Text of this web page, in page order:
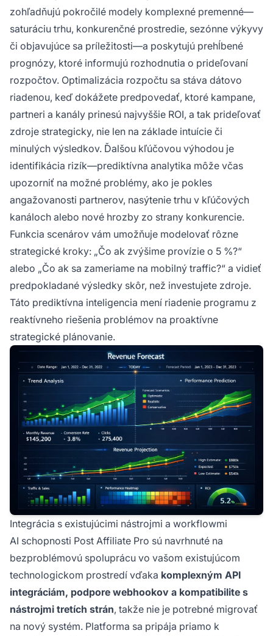
zohľadňujú pokročilé modely komplexné premenné—
saturáciu trhu, konkurenčné prostredie, sezónne výkyvy
či objavujúce sa príležitosti—a poskytujú prehĺbené
prognózy, ktoré informujú rozhodnutia o prideľovaní
rozpočtov. Optimalizácia rozpočtu sa stáva dátovo
riadenou, keď dokážete predpovedať, ktoré kampane,
partneri a kanály prinesú najvyššie ROI, a tak prideľovať
zdroje strategicky, nie len na základe intuície či
minulých výsledkov. Ďalšou kľúčovou výhodou je
identifikácia rizík—prediktívna analytika môže včas
upozorniť na možné problémy, ako je pokles
angažovanosti partnerov, nasýtenie trhu v kľúčových
kanáloch alebo nové hrozby zo strany konkurencie.
Funkcia scenárov vám umožňuje modelovať rôzne
strategické kroky: „Čo ak zvýšime provízie o 5 %?“
alebo „Čo ak sa zameriame na mobilný traffic?“ a vidieť
predpokladané výsledky skôr, než investujete zdroje.
Táto prediktívna inteligencia mení riadenie programu z
reaktívneho riešenia problémov na proaktívne
strategické plánovanie.
Integrácia s existujúcimi nástrojmi a workflowmi
AI schopnosti Post Affiliate Pro sú navrhnuté na
bezproblémovú spoluprácu vo vašom existujúcom
technologickom prostredí vďaka komplexným API
integráciám, podpore webhookov a kompatibilite s
nástrojmi tretích strán, takže nie je potrebné migrovať
na nový systém. Platforma sa pripája priamo k